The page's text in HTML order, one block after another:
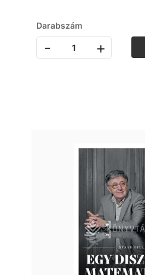
Darabszám
- +